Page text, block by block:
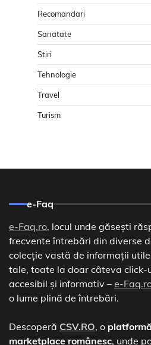
Recomandari
Sanatate
Stiri
Tehnologie
Travel
Turism
e-Faq
e-Faq.ro, locul unde găsești
frecvente întrebări din diverse
colecție vastă de informații
tale, toate la doar câteva click-
accesibil și informativ – e-
o lume plină de întrebări.
Descoperă CSV.RO, o
marketplace românesc, unde